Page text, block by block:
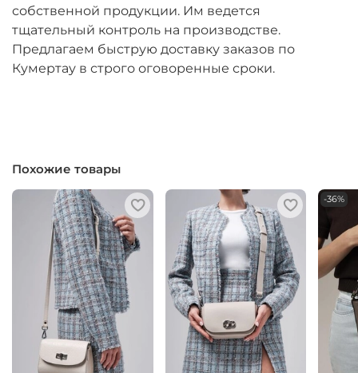
собственной продукции. Им ведется
тщательный контроль на производстве.
Предлагаем быструю доставку заказов по
Кумертау в строго оговоренные сроки.
Похожие товары
-36%